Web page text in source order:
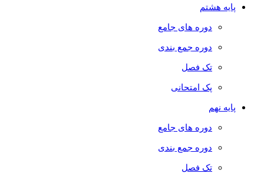
پایه هشتم
دوره های جامع
دوره جمع بندی
تک فصل
پک امتحانی
پایه نهم
دوره های جامع
دوره جمع بندی
تک فصل